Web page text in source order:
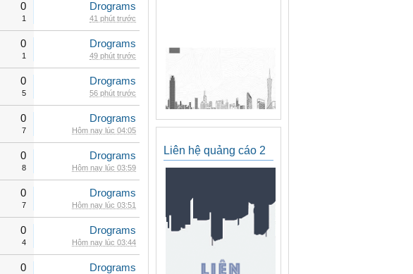
0
1
Drograms
41 phút trước
0
1
Drograms
49 phút trước
0
5
Drograms
56 phút trước
0
7
Drograms
Hôm nay lúc 04:05
0
8
Drograms
Hôm nay lúc 03:59
0
7
Drograms
Hôm nay lúc 03:51
0
4
Drograms
Hôm nay lúc 03:44
0 Drograms
Liên hệ quảng cáo 2